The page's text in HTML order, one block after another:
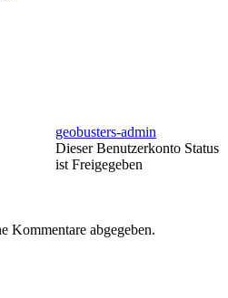
geobusters-admin
Dieser Benutzerkonto Status
ist Freigegeben
Kommentare abgegeben.